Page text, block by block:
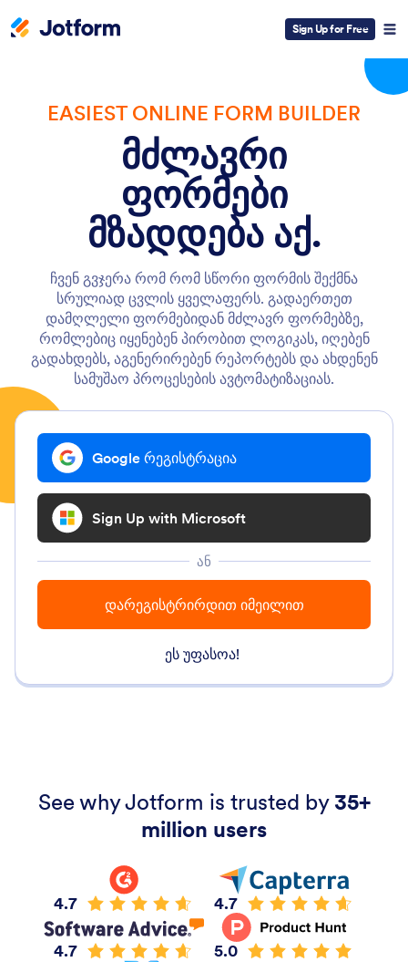
Sign Up for Free
EASIEST ONLINE FORM BUILDER
მძლავრი
ფორმები
მზადდება აქ.
ჩვენ გვჯერა რომ რომ სწორი ფორმის შექმნა
სრულიად ცვლის ყველაფერს. გადაერთეთ
დამღლელი ფორმებიდან მძლავრ ფორმებზე,
რომლებიც იყენებენ პირობით ლოგიკას, იღებენ
გადახდებს, აგენერირებენ რეპორტებს და ახდენენ
სამუშაო პროცესების ავტომატიზაციას.
Google რეგისტრაცია
Sign Up with Microsoft
ან
დარეგისტრირდით იმეილით
ეს უფასოა!
See why Jotform is trusted by35+
million users
4.7 4.7
4.7 5.0